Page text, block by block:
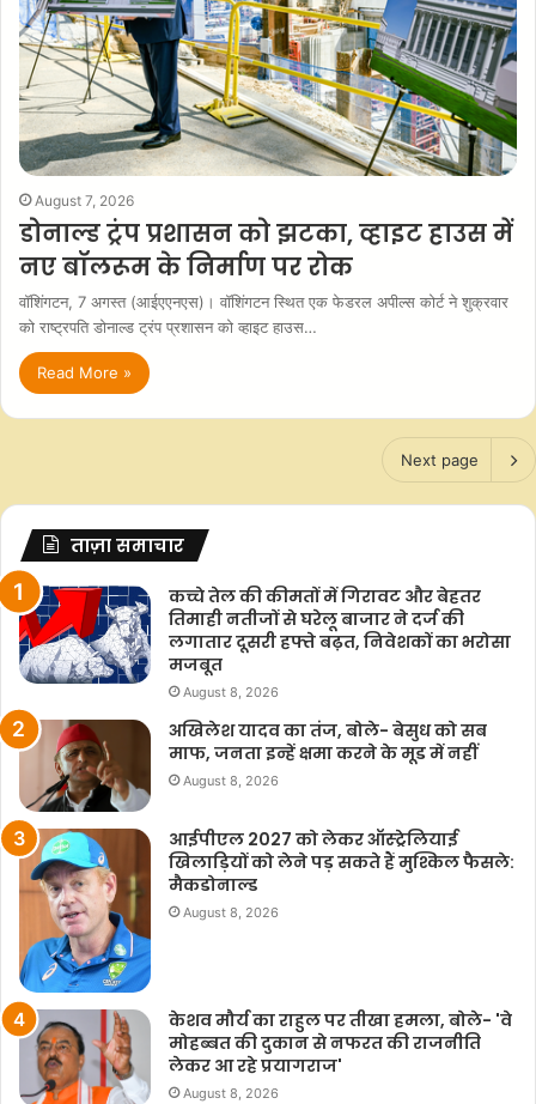
August 7, 2026
डोनाल्ड ट्रंप प्रशासन को झटका, व्हाइट हाउस में
नए बॉलरूम के निर्माण पर रोक
वॉशिंगटन, 7 अगस्त (आईएएनएस)। वॉशिंगटन स्थित एक फेडरल अपील्स कोर्ट ने शुक्रवार
को राष्ट्रपति डोनाल्ड ट्रंप प्रशासन को व्हाइट हाउस…
Read More »
Next page
ताज़ा समाचार
कच्चे तेल की कीमतों में गिरावट और बेहतर
तिमाही नतीजों से घरेलू बाजार ने दर्ज की
लगातार दूसरी हफ्ते बढ़त, निवेशकों का भरोसा
मजबूत
August 8, 2026
अखिलेश यादव का तंज, बोले- बेसुध को सब
माफ, जनता इन्हें क्षमा करने के मूड में नहीं
August 8, 2026
आईपीएल 2027 को लेकर ऑस्ट्रेलियाई
खिलाड़ियों को लेने पड़ सकते हैं मुश्किल फैसले:
मैकडोनाल्ड
August 8, 2026
केशव मौर्य का राहुल पर तीखा हमला, बोले- 'वे
मोहब्बत की दुकान से नफरत की राजनीति
लेकर आ रहे प्रयागराज'
August 8, 2026